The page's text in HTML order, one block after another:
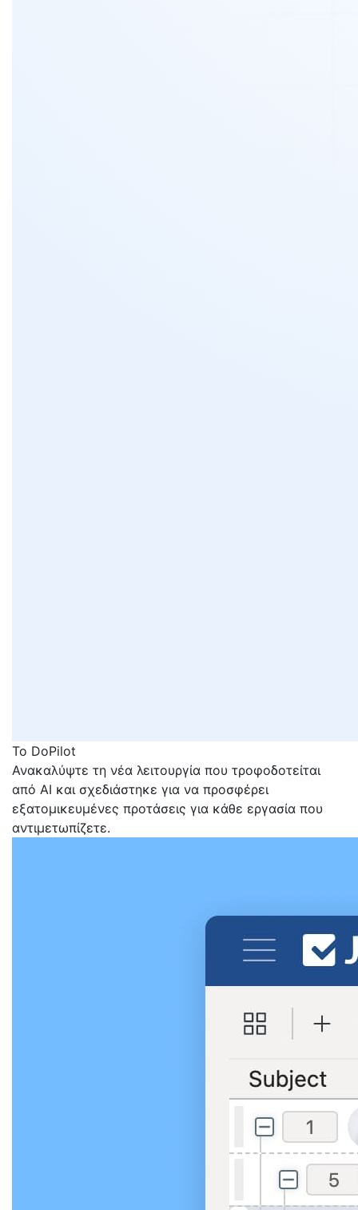
Το DoPilot
Ανακαλύψτε τη νέα λειτουργία που τροφοδοτείται
από AI και σχεδιάστηκε για να προσφέρει
εξατομικευμένες προτάσεις για κάθε εργασία που
αντιμετωπίζετε.